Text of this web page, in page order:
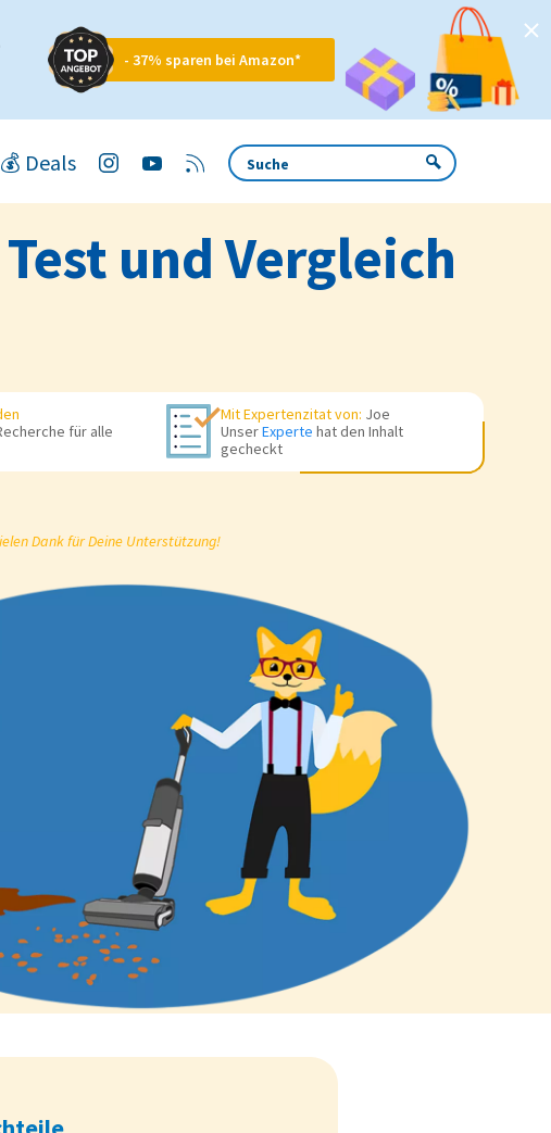
- 37% sparen bei Amazon*
💰 Deals
und Vergleich
für alle
Mit Expertenzitat von: Joe
UnserExperte hat den Inhalt
gecheckt
Dank für Deine Unterstützung!